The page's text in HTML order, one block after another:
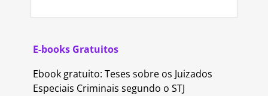
E-books Gratuitos
Ebook gratuito: Teses sobre os Juizados
Especiais Criminais segundo o STJ